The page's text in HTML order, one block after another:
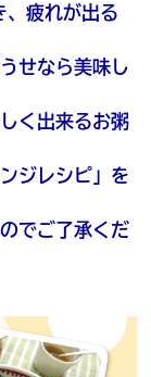
、疲れが出る
せなら美味し
く出来るお粥
ジレシピ」を
でご了承くだ